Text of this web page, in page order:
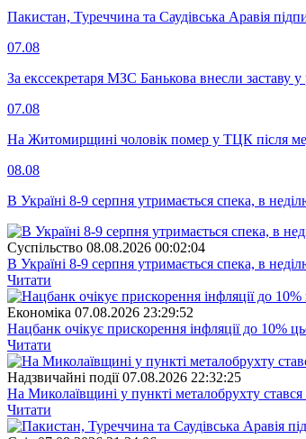
Пакистан, Туреччина та Саудівська Аравія
07.08
За екссекретаря МЗС Банькова внесли заставу у
07.08
На Житомирщині чоловік помер у ТЦК після
08.08
В Україні 8-9 серпня утримається спека, в
Суспiльство 08.08.2026 00:02:04
В Україні 8-9 серпня утримається спека, в
Читати
Економіка 07.08.2026 23:29:52
Нацбанк очікує прискорення інфляції до 10%
Читати
Надзвичайні події 07.08.2026 22:32:25
На Миколаївщині у пункті металобрухту
Читати